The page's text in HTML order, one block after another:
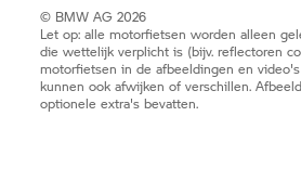
© BMW AG 2026
Let op: alle motorfietsen worden alleen
die wettelijk verplicht is (bijv. reflectoren
motorfietsen in de afbeeldingen en
kunnen ook afwijken of verschillen.
optionele extra's bevatten.